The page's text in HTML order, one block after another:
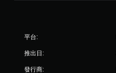
平台:
推出日:
發行商: